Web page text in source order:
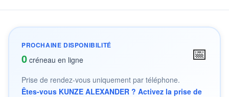
PROCHAINE DISPONIBILITÉ
0 créneau en ligne 📅
Prise de rendez-vous uniquement par téléphone.
Êtes-vous KUNZE ALEXANDER ? Activez la prise de